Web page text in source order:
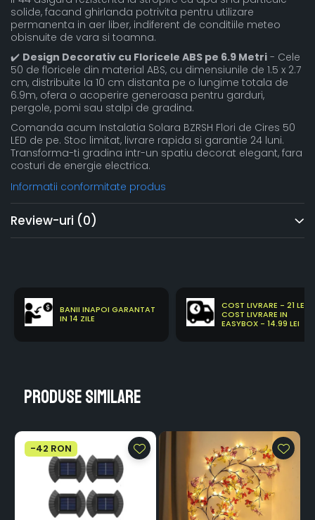
solide, facand ghirlanda potrivita pentru utilizare
permanenta in aer liber, indiferent de conditiile meteo
obisnuite de vara si toamna.
✔️ Design Decorativ cu Floricele ABS pe 6.9 Metri - Cele
50 de floricele din material ABS, cu dimensiunile de 1.5 x 2.7
cm, distribuite la 10 cm distanta pe o lungime totala de
6.9m, ofera o acoperire generoasa pentru garduri,
pergole, pomi sau stalpi de gradina.
Comanda acum Instalatia Solara BZRSH Flori de Cires 50
LED de pe. Stoc limitat, livrare rapida si garantie 24 luni.
Transforma-ti gradina intr-un spatiu decorat elegant, fara
costuri de energie electrica.
Informatii conformitate produs
Review-uri (0)
BANII INAPOI GARANTAT
IN 14 ZILE
COST LIVRARE - 21 LEI
COST LIVRARE IN
EASYBOX - 14.99 LEI
Produse similare
-42 RON